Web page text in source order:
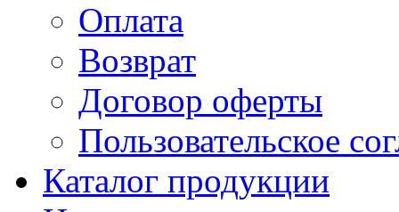
Оплата
Возврат
Договор оферты
Пользовательское
Каталог продукции